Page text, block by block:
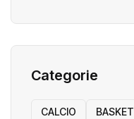
Categorie
CALCIO BASKET